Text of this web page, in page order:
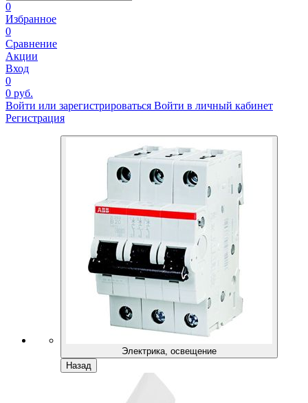
0
Избранное
0
Сравнение
Акции
Вход
0
0 руб.
Войти или зарегистрироваться Войти в личный кабинет
Регистрация
Электрика, освещение
Назад